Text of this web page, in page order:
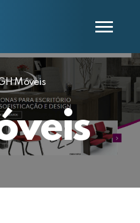
COMERCIAL
SUPORTE
Móveis